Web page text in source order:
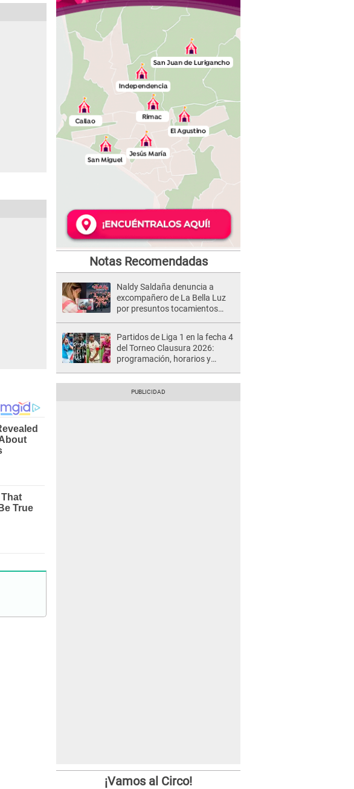
Notas Recomendadas
Naldy Saldaña denuncia a
excompañero de La Bella Luz
por presuntos tocamientos
Partidos de Liga 1 en la fecha 4
del Torneo Clausura 2026:
programación, horarios y
¡Vamos al Circo!